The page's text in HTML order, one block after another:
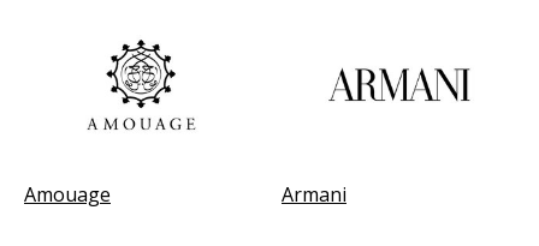
Amouage Armani